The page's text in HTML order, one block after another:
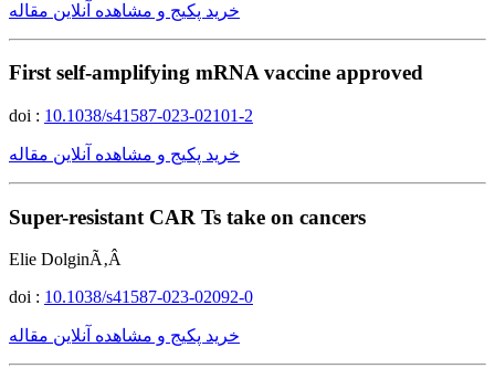
خرید پکیج و مشاهده آنلاین مقاله
First self-amplifying mRNA vaccine approved
doi : 10.1038/s41587-023-02101-2
خرید پکیج و مشاهده آنلاین مقاله
Super-resistant CAR Ts take on cancers
Elie DolginÃ‚Â
doi : 10.1038/s41587-023-02092-0
خرید پکیج و مشاهده آنلاین مقاله